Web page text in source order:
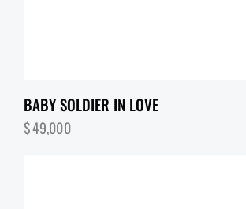
BABY SOLDIER IN LOVE
$49,000